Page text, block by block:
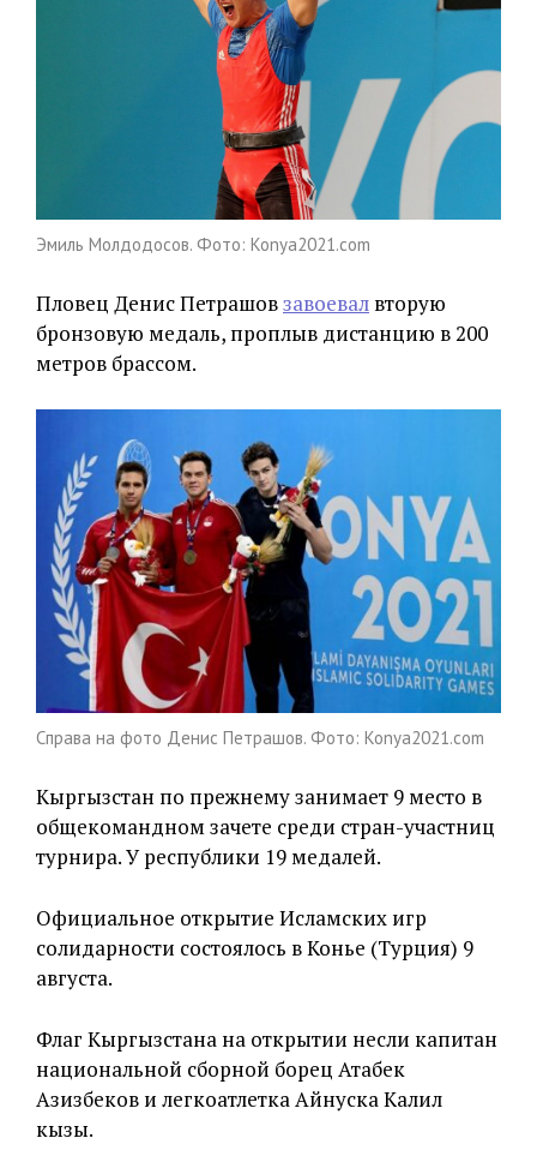
Эмиль Молдодосов. Фото: Konya2021.com
Пловец Денис Петрашовзавоевал вторую
бронзовую медаль, проплыв дистанцию в 200
метров брассом.
Справа на фото Денис Петрашов. Фото: Konya2021.com
Кыргызстан по прежнему занимает 9 место в
общекомандном зачете среди стран-участниц
турнира. У республики 19 медалей.
Официальное открытие Исламских игр
солидарности состоялось в Конье (Турция) 9
августа.
Флаг Кыргызстана на открытии несли капитан
национальной сборной борец Атабек
Азизбеков и легкоатлетка Айнуска Калил
кызы.